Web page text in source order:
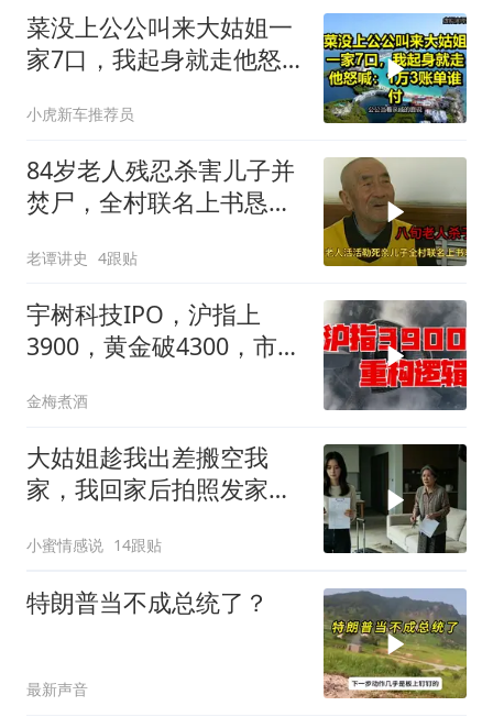
菜没上公公叫来大姑姐一
家7口，我起身就走他怒
小虎新车推荐员
84岁老人残忍杀害儿子并
焚尸，全村联名上书恳求
落泪
老谭讲史 4跟贴
宇树科技IPO，沪指上
3900，黄金破4300，市场
金梅煮酒
大姑姐趁我出差搬空我
家，我回家后拍照发家族
小蜜情感说 14跟贴
特朗普当不成总统了？
最新声音